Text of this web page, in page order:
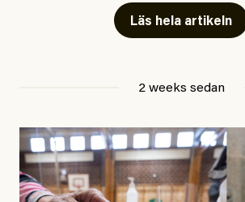
skriver för? Vad betyder det att vara
oberoende” tidning? Och vad är
utpekas som israelisk infiltratör”.
handlar artikeln om en person vars
splittring och oro i rörelsen”.
Läs hela artikeln
2 weeks sedan